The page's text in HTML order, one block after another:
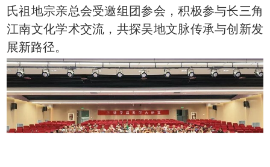
氏祖地宗亲总会受邀组团参会，积极参与长三角
江南文化学术交流，共探吴地文脉传承与创新发
展新路径。